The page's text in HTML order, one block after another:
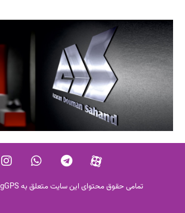
تمامی حقوق محتوای این سایت متعلق به KingGPS می باشد.